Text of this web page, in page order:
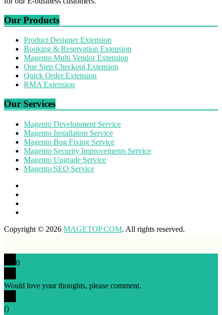
Our Products
Product Designer Extension
Booking & Reservation Extension
Magento Multi Vendor Extension
One Step Checkout Extension
Quick Order Extension
RMA Extension
Our Services
Magento Development Service
Magento Installation Service
Magento Bug Fixing Service
Magento Security Improvements Service
Magento Upgrade Service
Magento SEO Service
Copyright © 2026 MAGETOP.COM. All rights reserved.
0
Would love your thoughts, please comment.
()